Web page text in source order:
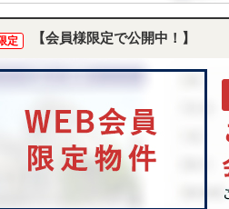
定 【会員様限定で公開中！】